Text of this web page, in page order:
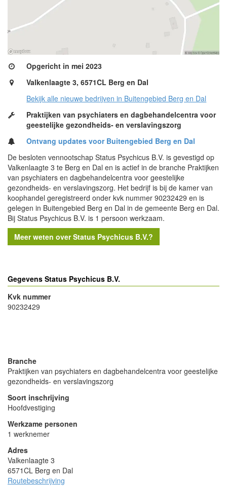
Opgericht in mei 2023
Valkenlaagte 3, 6571CL Berg en Dal
Bekijk alle nieuwe bedrijven in Buitengebied Berg en Dal
Praktijken van psychiaters en dagbehandelcentra voor
geestelijke gezondheids- en verslavingszorg
Ontvang updates voor Buitengebied Berg en Dal
De besloten vennootschap Status Psychicus B.V. is gevestigd op
Valkenlaagte 3 te Berg en Dal en is actief in de branche Praktijken
van psychiaters en dagbehandelcentra voor geestelijke
gezondheids- en verslavingszorg. Het bedrijf is bij de kamer van
koophandel geregistreerd onder kvk nummer 90232429 en is
gelegen in Buitengebied Berg en Dal in de gemeente Berg en Dal.
Bij Status Psychicus B.V. is 1 persoon werkzaam.
Meer weten over Status Psychicus B.V.?
Gegevens Status Psychicus B.V.
Kvk nummer
90232429
Branche
Praktijken van psychiaters en dagbehandelcentra voor geestelijke
gezondheids- en verslavingszorg
Soort inschrijving
Hoofdvestiging
Werkzame personen
1 werknemer
Adres
Valkenlaagte 3
6571CL Berg en Dal
Routebeschrijving